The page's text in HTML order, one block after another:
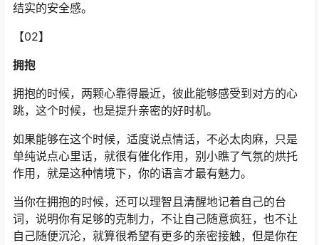
结实的安全感。
【02】
拥抱
拥抱的时候，两颗心靠得最近，彼此能够感受到对方的心
跳，这个时候，也是提升亲密的好时机。
如果能够在这个时候，适度说点情话，不必太肉麻，只是
单纯说点心里话，就很有催化作用，别小瞧了气氛的烘托
作用，就是这种情境下，你的语言才最有魅力。
当你在拥抱的时候，还可以理智且清醒地记着自己的台
词，说明你有足够的克制力，不让自己随意疯狂，也不让
自己随便沉沦，就算很希望有更多的亲密接触，但是你在